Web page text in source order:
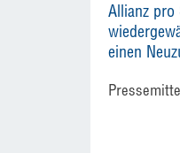
Allianz pro
einen